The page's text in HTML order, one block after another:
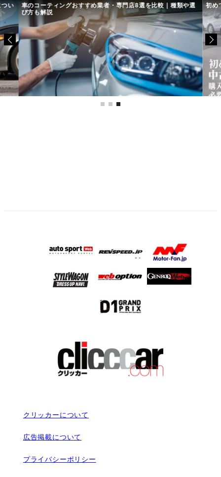
い 車のコーティングおすすめ業者・専門店8選を比較｜種類や選
び方も解説
初め
クリッカーについて
広告掲載について
プライバシーポリシー